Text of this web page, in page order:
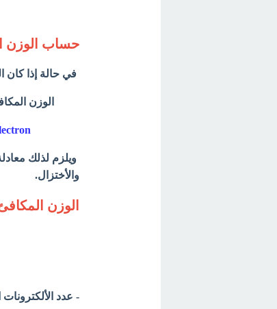
حساب الوزن
في حالة إذا كان
الوزن
ويلزم لذلك
والأختزال.
الوزن
- عدد